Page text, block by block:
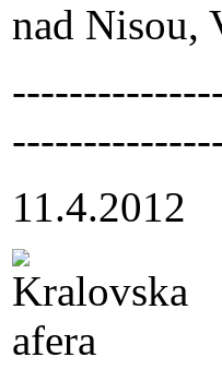
nad Nisou,
11.4.2012